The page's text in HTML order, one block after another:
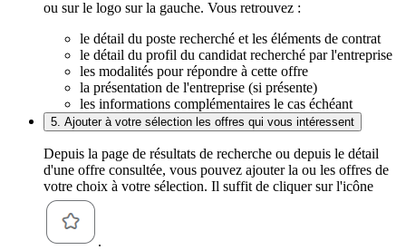
ou sur le logo sur la gauche. Vous retrouvez :
le détail du poste recherché et les éléments de contrat
le détail du profil du candidat recherché par l'entreprise
les modalités pour répondre à cette offre
la présentation de l'entreprise (si présente)
les informations complémentaires le cas échéant
5. Ajouter à votre sélection les offres qui vous intéressent
Depuis la page de résultats de recherche ou depuis le détail
d'une offre consultée, vous pouvez ajouter la ou les offres de
votre choix à votre sélection. Il suffit de cliquer sur l'icône
.